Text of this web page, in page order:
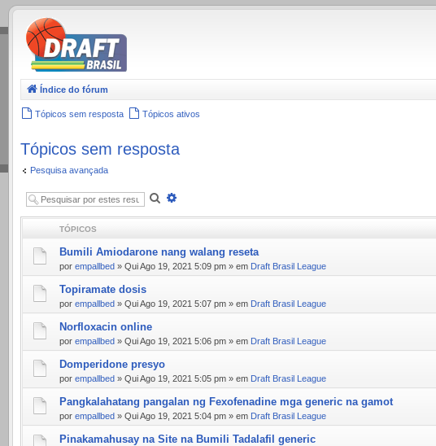
.
Índice do fórum
Tópicos sem resposta Tópicos ativos
Tópicos sem resposta
Pesquisa avançada
Pesquisar
TÓPICOS
Bumili Amiodarone nang walang reseta
por empallbed » Qui Ago 19, 2021 5:09 pm » em Draft Brasil League
Topiramate dosis
por empallbed » Qui Ago 19, 2021 5:07 pm » em Draft Brasil League
Norfloxacin online
por empallbed » Qui Ago 19, 2021 5:06 pm » em Draft Brasil League
Domperidone presyo
por empallbed » Qui Ago 19, 2021 5:05 pm » em Draft Brasil League
Pangkalahatang pangalan ng Fexofenadine mga generic na gamot
por empallbed » Qui Ago 19, 2021 5:04 pm » em Draft Brasil League
Pinakamahusay na Site na Bumili Tadalafil generic